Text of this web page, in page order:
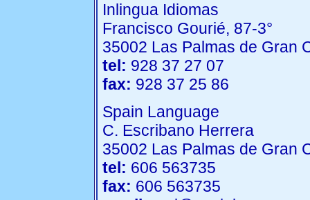
Inlingua Idiomas
Francisco Gourié, 87-3°
35002 Las Palmas de Gran
tel: 928 37 27 07
fax: 928 37 25 86
Spain Language
C. Escribano Herrera
35002 Las Palmas de Gran
tel: 606 563735
fax: 606 563735